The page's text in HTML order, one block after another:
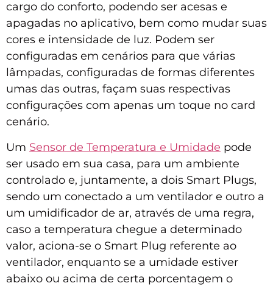
cargo do conforto, podendo ser acesas e
apagadas no aplicativo, bem como mudar suas
cores e intensidade de luz. Podem ser
configuradas em cenários para que várias
lâmpadas, configuradas de formas diferentes
umas das outras, façam suas respectivas
configurações com apenas um toque no card
cenário.
Um Sensor de Temperatura e Umidade pode
ser usado em sua casa, para um ambiente
controlado e, juntamente, a dois Smart Plugs,
sendo um conectado a um ventilador e outro a
um umidificador de ar, através de uma regra,
caso a temperatura chegue a determinado
valor, aciona-se o Smart Plug referente ao
ventilador, enquanto se a umidade estiver
abaixo ou acima de certa porcentagem o